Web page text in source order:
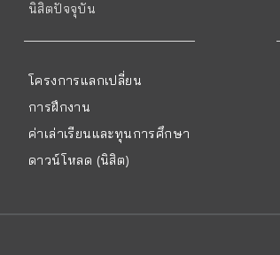
นิสิตปัจจุบัน
โครงการแลกเปลี่ยน
การฝึกงาน
ค่าเล่าเรียนและทุนการศึกษา
ดาวน์โหลด (นิสิต)